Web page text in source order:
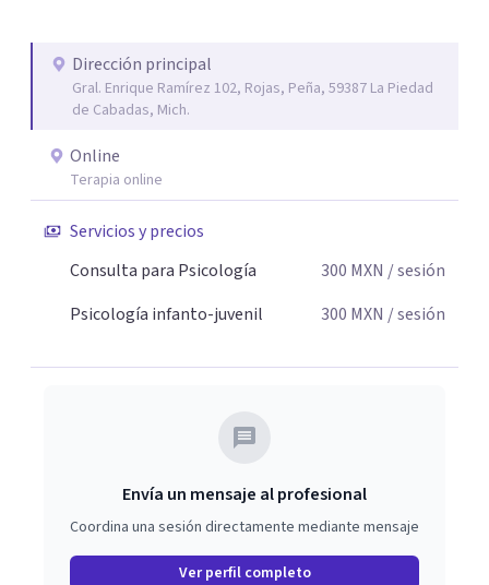
Dirección principal
Gral. Enrique Ramírez 102, Rojas, Peña, 59387 La Piedad
de Cabadas, Mich.
Online
Terapia online
Servicios y precios
Consulta para Psicología
300 MXN / sesión
Psicología infanto-juvenil
300 MXN / sesión
Envía un mensaje al profesional
Coordina una sesión directamente mediante mensaje
Ver perfil completo